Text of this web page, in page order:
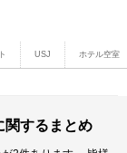
USJ ホテル空室
関するまとめ